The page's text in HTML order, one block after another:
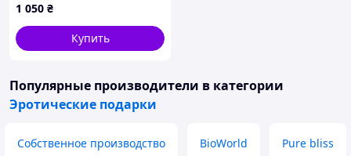
лутшая с быстрой
доставкой по Украине
1 050 ₴
Купить
Популярные производители в категории
Эротические подарки
Собственное производство BioWorld Pure bliss